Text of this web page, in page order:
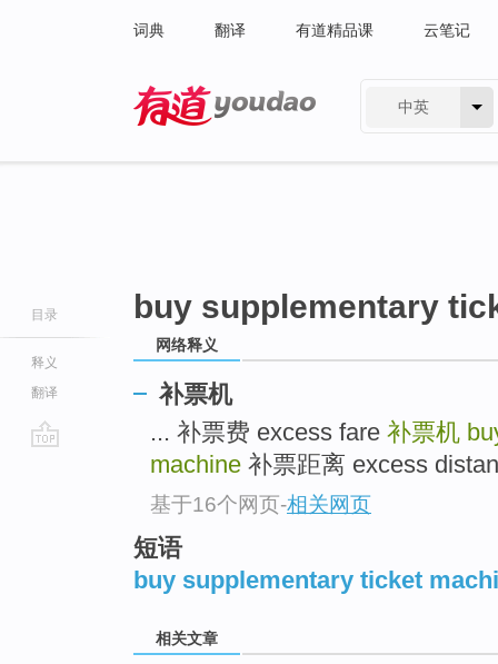
词典 翻译 有道精品课 云笔记
中英
目录
释义
翻译
buy supplementary
网络释义
补票机
... 补票费 excess fare 补票机
machine 补票距离 excess
基于16个网页-相关网页
短语
buy supplementary ticket
相关文章